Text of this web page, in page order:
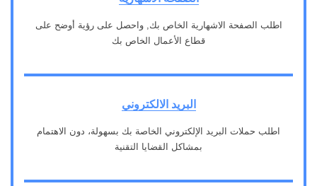
اطلب الصفحة الاشهارية الخاص بك, واحصل على رؤية أوضح على
قطاع الأعمال الخاص بك
البريد الالكتروني
اطلب حملات البريد الإلكتروني الخاصة بك بسهولة، دون الاهتمام
بمشاكل القضايا التقنية